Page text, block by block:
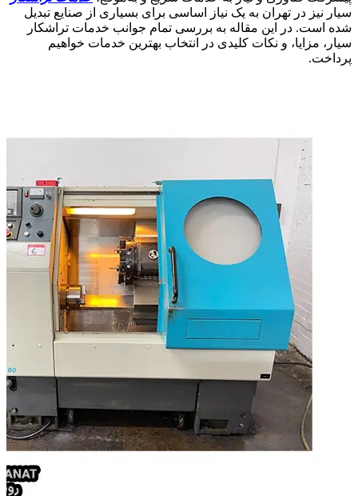
سیار نیز در تهران به یک نیاز اساسی برای بسیاری از صنایع تبدیل
شده است. در این مقاله به بررسی تمام جوانب خدمات تراشکار
سیار، مزایا، و نکات کلیدی در انتخاب بهترین خدمات خواهیم
پرداخت.